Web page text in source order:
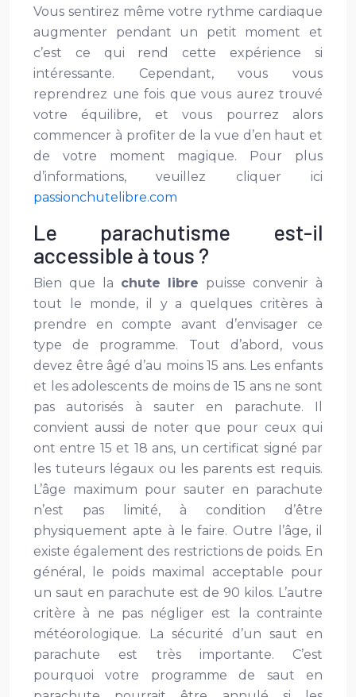
Vous sentirez même votre rythme cardiaque
augmenter pendant un petit moment et
c’est ce qui rend cette expérience si
intéressante. Cependant, vous vous
reprendrez une fois que vous aurez trouvé
votre équilibre, et vous pourrez alors
commencer à profiter de la vue d’en haut et
de votre moment magique. Pour plus
d’informations, veuillez cliquer ici
passionchutelibre.com
Le parachutisme est-il
accessible à tous ?
Bien que la chute libre puisse convenir à
tout le monde, il y a quelques critères à
prendre en compte avant d’envisager ce
type de programme. Tout d’abord, vous
devez être âgé d’au moins 15 ans. Les enfants
et les adolescents de moins de 15 ans ne sont
pas autorisés à sauter en parachute. Il
convient aussi de noter que pour ceux qui
ont entre 15 et 18 ans, un certificat signé par
les tuteurs légaux ou les parents est requis.
L’âge maximum pour sauter en parachute
n’est pas limité, à condition d’être
physiquement apte à le faire. Outre l’âge, il
existe également des restrictions de poids. En
général, le poids maximal acceptable pour
un saut en parachute est de 90 kilos. L’autre
critère à ne pas négliger est la contrainte
météorologique. La sécurité d’un saut en
parachute est très importante. C’est
pourquoi votre programme de saut en